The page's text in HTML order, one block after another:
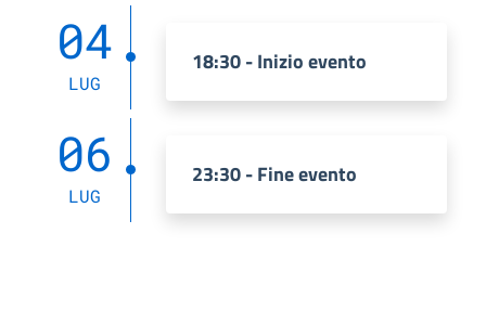
04
LUG
18:30 - Inizio evento
06
LUG
23:30 - Fine evento